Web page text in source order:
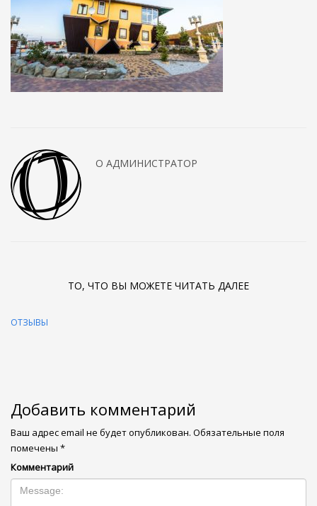
О АДМИНИСТРАТОР
ТО, ЧТО ВЫ МОЖЕТЕ ЧИТАТЬ ДАЛЕЕ
ОТЗЫВЫ
Добавить комментарий
Ваш адрес email не будет опубликован. Обязательные поля
помечены *
Комментарий